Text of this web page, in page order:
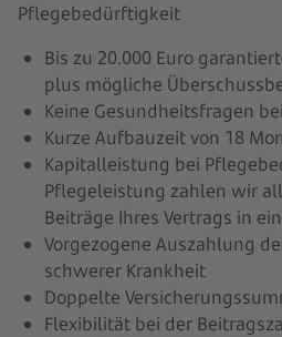
Pflegebedürftigkeit
Bis zu 20.000 Euro
plus mögliche
Keine Gesundheitsfragen
Kurze Aufbauzeit von 18
Kapitalleistung bei
Pflegeleistung zahlen wir
Beiträge Ihres Vertrags in
Vorgezogene Auszahlung
schwerer Krankheit
Doppelte
Flexibilität bei der